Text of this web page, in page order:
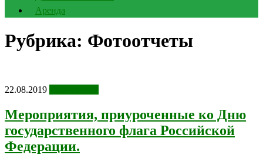
Аренда
Рубрика: Фотоотчеты
22.08.2019
Мероприятия, приуроченные ко Дню
государственного флага Российской
Федерации.